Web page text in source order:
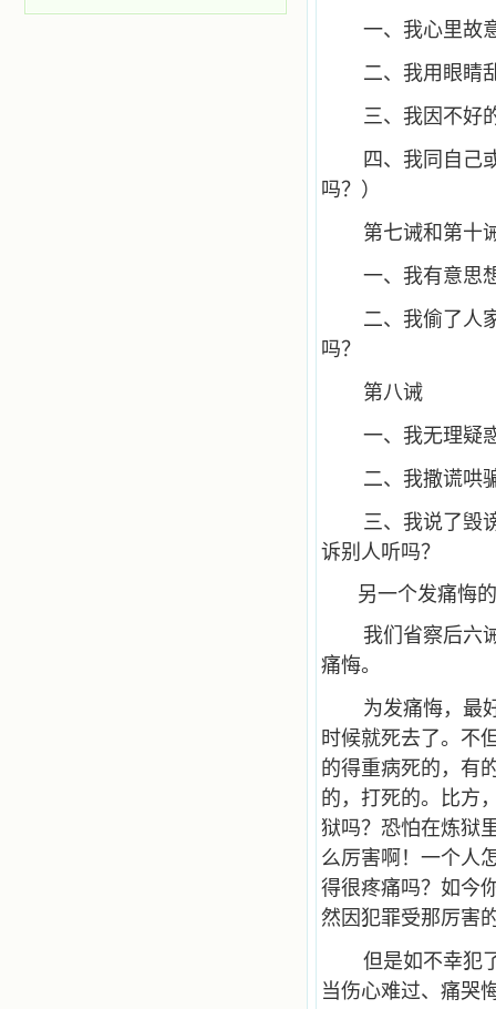
一、我心里故
二、我用眼睛
三、我因不好
四、我同自己
吗？）
第七诫和第十
一、我有意思
二、我偷了人
吗？
第八诫
一、我无理疑
二、我撒谎哄
三、我说了毁
诉别人听吗？
另一个发痛悔
我们省察后六
痛悔。
为发痛悔，最
时候就死去了。不
的得重病死的，有
的，打死的。比方
狱吗？恐怕在炼狱
么厉害啊！一个人
得很疼痛吗？如今
然因犯罪受那厉害
但是如不幸犯
当伤心难过、痛哭